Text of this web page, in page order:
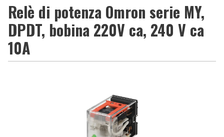
Relè di potenza Omron serie MY,
DPDT, bobina 220V ca, 240 V ca
10A